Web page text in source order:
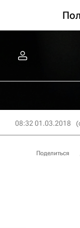
08:32 01.03.2018
Поделиться